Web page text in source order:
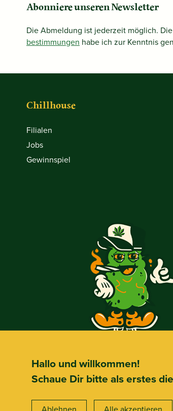
Abonniere unseren Newsletter
Die Abmeldung ist jederzeit möglich. Die
bestimmungen habe ich zur Kenntnis
Chillhouse
Filialen
Jobs
Gewinnspiel
Hallo und willkommen!
Schaue Dir bitte als erstes